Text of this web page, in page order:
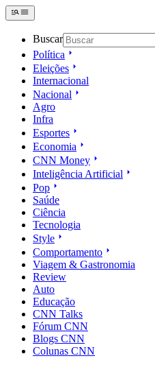
Buscar
Política
Eleições
Internacional
Nacional
Agro
Infra
Esportes
Economia
CNN Money
Inteligência Artificial
Pop
Saúde
Ciência
Tecnologia
Style
Comportamento
Viagem & Gastronomia
Review
Auto
Educação
CNN Talks
Fórum CNN
Blogs CNN
Colunas CNN